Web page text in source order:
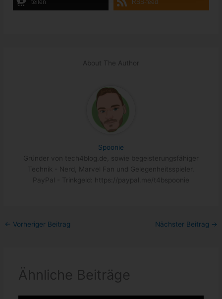
teilen RSS-feed
About The Author
Spoonie
Gründer von tech4blog.de, sowie begeisterungsfähiger
Technik - Nerd, Marvel Fan und Gelegenheitsspieler.
PayPal - Trinkgeld: https://paypal.me/t4bspoonie
← Vorheriger Beitrag Nächster Beitrag →
Ähnliche Beiträge